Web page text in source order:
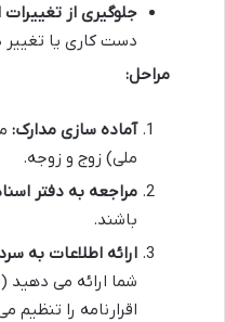
جلوگیری از تغییرات
دست کاری یا تغییر
مراحل:
آماده سازی مدارک:
ملی) زوج و زوجه.
مراجعه به دفتر
باشند.
ارائه اطلاعات به
شما ارائه می
اقرارنامه را تنظیم